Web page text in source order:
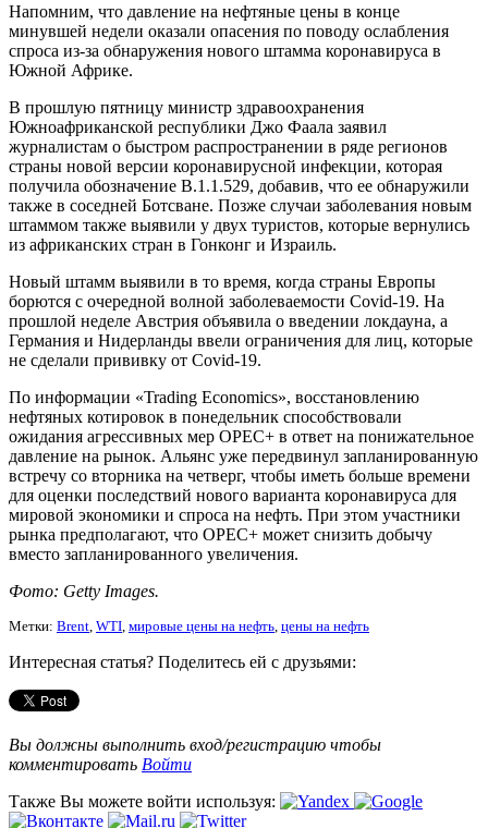
Напомним, что давление на нефтяные цены в конце
минувшей недели оказали опасения по поводу ослабления
спроса из-за обнаружения нового штамма коронавируса в
Южной Африке.
В прошлую пятницу министр здравоохранения
Южноафриканской республики Джо Фаала заявил
журналистам о быстром распространении в ряде регионов
страны новой версии коронавирусной инфекции, которая
получила обозначение B.1.1.529, добавив, что ее обнаружили
также в соседней Ботсване. Позже случаи заболевания новым
штаммом также выявили у двух туристов, которые вернулись
из африканских стран в Гонконг и Израиль.
Новый штамм выявили в то время, когда страны Европы
борются с очередной волной заболеваемости Covid-19. На
прошлой неделе Австрия объявила о введении локдауна, а
Германия и Нидерланды ввели ограничения для лиц, которые
не сделали прививку от Covid-19.
По информации «Trading Economics», восстановлению
нефтяных котировок в понедельник способствовали
ожидания агрессивных мер OPEC+ в ответ на понижательное
давление на рынок. Альянс уже передвинул запланированную
встречу со вторника на четверг, чтобы иметь больше времени
для оценки последствий нового варианта коронавируса для
мировой экономики и спроса на нефть. При этом участники
рынка предполагают, что OPEC+ может снизить добычу
вместо запланированного увеличения.
Фото: Getty Images.
Метки: Brent, WTI, мировые цены на нефть, цены на нефть
Интересная статья? Поделитесь ей с друзьями:
Вы должны выполнить вход/регистрацию чтобы
комментировать Войти
Также Вы можете войти используя: